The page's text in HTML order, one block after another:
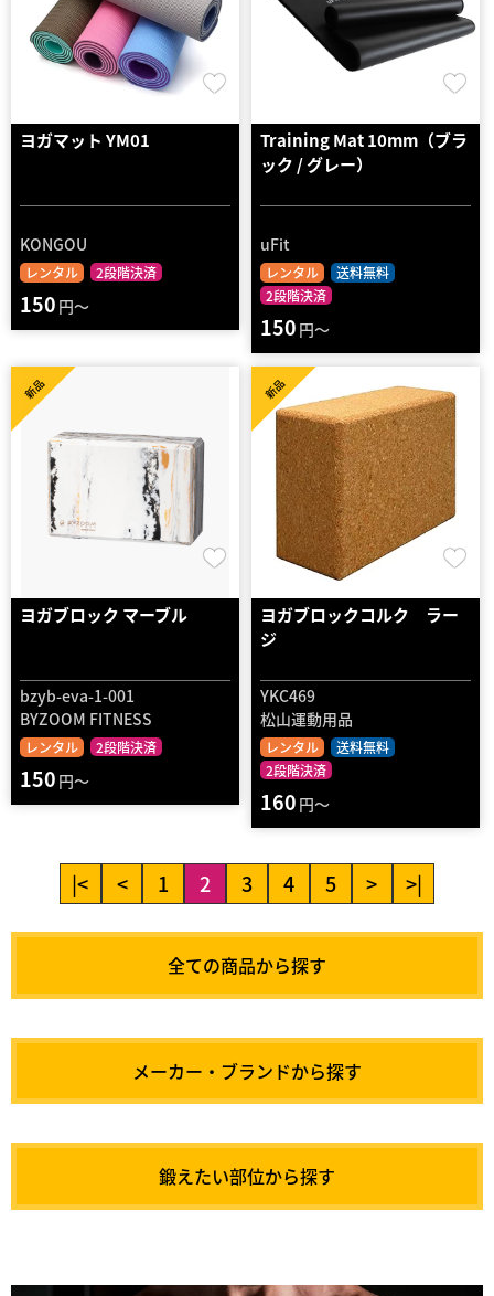
ヨガマット YM01
KONGOU
レンタル 2段階決済
150 円～
Training Mat 10mm（ブラ
ック / グレー）
uFit
レンタル
送料無料
2段階決済
150 円～
ヨガブロック マーブル
bzyb-eva-1-001
BYZOOM FITNESS
レンタル 2段階決済
新品
150 円～
ヨガブロックコルク ラー
ジ
YKC469
松山運動用品
レンタル
送料無料
2段階決済
新品
160 円～
|< < 1 2 3 4 5 > >|
全ての商品から探す
メーカー・ブランドから探す
鍛えたい部位から探す